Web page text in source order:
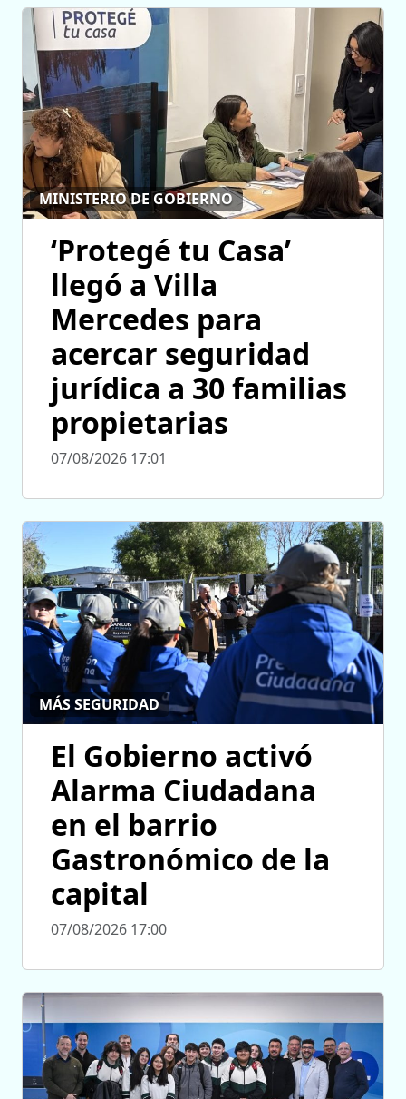
MINISTERIO DE GOBIERNO
‘Protegé tu Casa’
llegó a Villa
Mercedes para
acercar seguridad
jurídica a 30 familias
propietarias
07/08/2026 17:01
MÁS SEGURIDAD
El Gobierno activó
Alarma Ciudadana
en el barrio
Gastronómico de la
capital
07/08/2026 17:00